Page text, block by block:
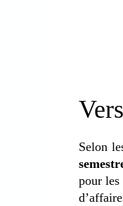
Selon
pour les